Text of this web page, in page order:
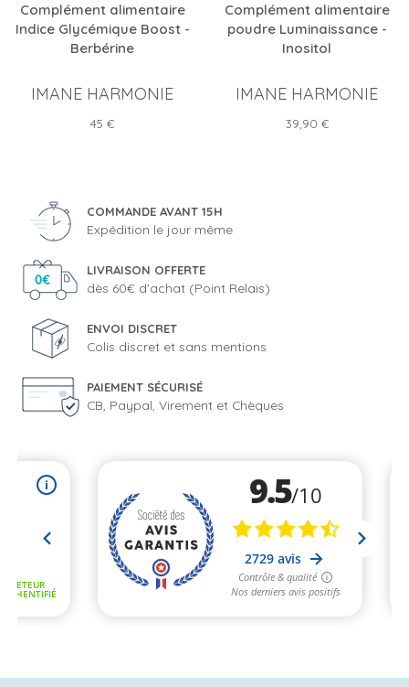
Complément alimentaire
Indice Glycémique Boost -
Berbérine
IMANE HARMONIE
Prix
45 €
Complément alimentaire
poudre Luminaissance -
Inositol
IMANE HARMONIE
Prix
39,90 €
COMMANDE AVANT 15H
Expédition le jour même
LIVRAISON OFFERTE
dès 60€ d'achat (Point Relais)
ENVOI DISCRET
Colis discret et sans mentions
PAIEMENT SÉCURISÉ
CB, Paypal, Virement et Chèques